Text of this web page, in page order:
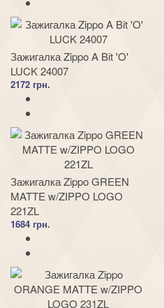
Зажигалка Zippo A Bit 'O'
LUCK 24007
2172 грн.
Зажигалка Zippo GREEN
MATTE w/ZIPPO LOGO
221ZL
1684 грн.